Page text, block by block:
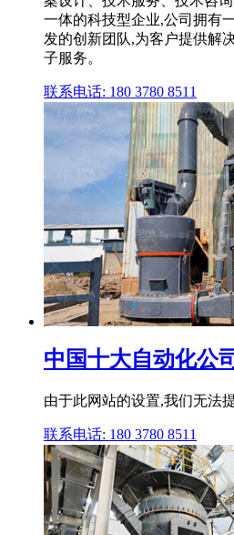
一体的科技型企业,公司拥有
发的创新团队,为客户提供解
子服务。
联系电话: 180 3780 8511
中国十大自动化公
由于此网站的设置,我们无法
联系电话: 180 3780 8511